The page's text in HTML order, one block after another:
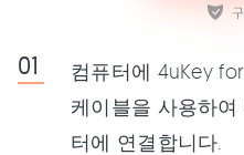
컴퓨터에 4uKey
케이블을 사용하
터에 연결합니다.